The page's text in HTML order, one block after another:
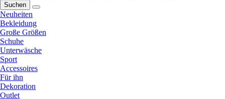
Suchen
Neuheiten
Bekleidung
Große Größen
Schuhe
Unterwäsche
Sport
Accessoires
Für ihn
Dekoration
Outlet